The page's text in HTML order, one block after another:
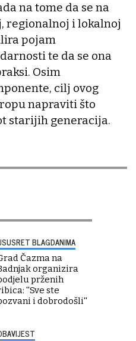
na tome da se na
regionalnoj i lokalnoj
pojam
te da se ona
Osim
cilj ovog
napraviti što
starijih generacija.
BLAGDANIMA
Čazma na
organizira
prženih
''Sve ste
i dobrodošli''